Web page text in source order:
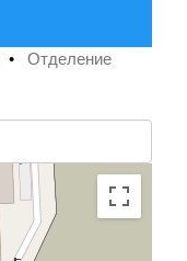
• Отделение